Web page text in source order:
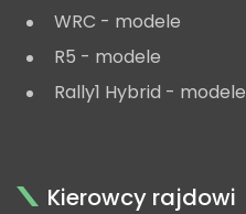
WRC - modele
R5 - modele
Rally1 Hybrid - modele
Kierowcy rajdowi